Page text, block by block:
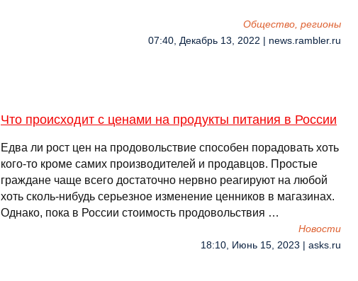
Общество, регионы
07:40, Декабрь 13, 2022 | news.rambler.ru
Что происходит с ценами на продукты питания в России
Едва ли рост цен на продовольствие способен порадовать хоть
кого-то кроме самих производителей и продавцов. Простые
граждане чаще всего достаточно нервно реагируют на любой
хоть сколь-нибудь серьезное изменение ценников в магазинах.
Однако, пока в России стоимость продовольствия …
Новости
18:10, Июнь 15, 2023 | asks.ru